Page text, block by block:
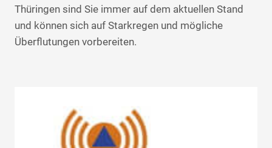
Thüringen sind Sie immer auf dem aktuellen Stand
und können sich auf Starkregen und mögliche
Überflutungen vorbereiten.